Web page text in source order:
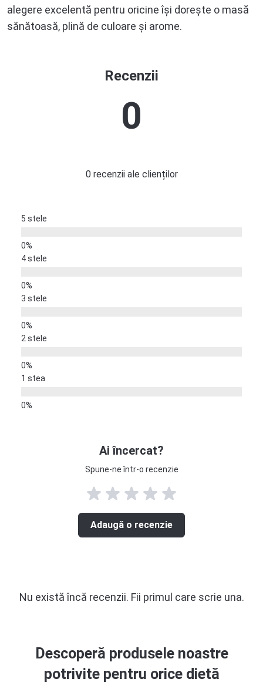
alegere excelentă pentru oricine își dorește o masă
sănătoasă, plină de culoare și arome.
Recenzii
0
0 recenzii ale clienților
5 stele
4 stele
3 stele
2 stele
1 stea
Ai încercat?
Spune-ne într-o recenzie
Adaugă o recenzie
Nu există încă recenzii. Fii primul care scrie una.
Descoperă produsele noastre
potrivite pentru orice dietă